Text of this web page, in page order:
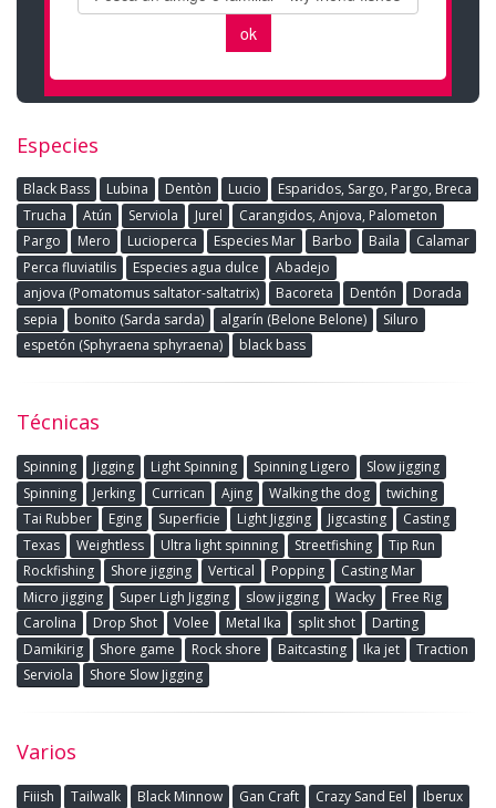
Especies
Black Bass Lubina Dentòn Lucio
Esparidos, Sargo, Pargo, Breca
Trucha
Atún Serviola Jurel
Carangidos, Anjova, Palometon
Pargo
Mero Lucioperca Especies Mar Barbo Baila
Calamar
Perca fluviatilis
Especies agua dulce
Abadejo
anjova (Pomatomus saltator-saltatrix)
Bacoreta Dentón
Dorada
sepia
bonito (Sarda sarda) algarín (Belone Belone)
Siluro
espetón (Sphyraena sphyraena)
black bass
Técnicas
Spinning Jigging Light Spinning Spinning Ligero
Slow jigging
Spinning
Jerking Currican Ajing Walking the dog
twiching
Tai Rubber
Eging Superficie Light Jigging Jigcasting
Casting
Texas
Weightless Ultra light spinning Streetfishing
Tip Run
Rockfishing
Shore jigging Vertical Popping
Casting Mar
Micro jigging
Super Ligh Jigging slow jigging Wacky
Free Rig
Carolina
Drop Shot Volee Metal Ika split shot
Darting
Damikirig
Shore game Rock shore Baitcasting Ika jet
Traction
Serviola
Shore Slow Jigging
Varios
Fiiish Tailwalk Black Minnow Gan Craft Crazy Sand Eel
Iberux